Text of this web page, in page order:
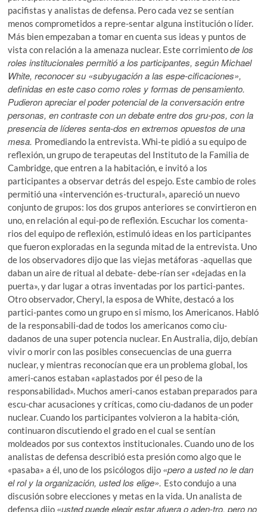
pacifistas y analistas de defensa. Pero cada vez se sentían
menos comprometidos a repre-sentar alguna institución o líder.
Más bien empezaban a tomar en cuenta sus ideas y puntos de
vista con relación a la amenaza nuclear. Este corrimientode los
roles institucionales permitió a los participantes, según Michael
White, reconocer su «subyugación a las espe-cificaciones»,
definidas en este caso como roles y formas de pensamiento.
Pudieron apreciar el poder potencial de la conversación entre
personas, en contraste con un debate entre dos gru-pos, con la
presencia de líderes senta-dos en extremos opuestos de una
mesa. Promediando la entrevista. Whi-te pidió a su equipo de
reflexión, un grupo de terapeutas del Instituto de la Familia de
Cambridge, que entren a la habitación, e invitó a los
participantes a observar detrás del espejo. Este cambio de roles
permitió una «intervención es-tructural», apareció un nuevo
conjunto de grupos: los dos grupos anteriores se convirtieron en
uno, en relación al equi-po de reflexión. Escuchar los comenta-
rios del equipo de reflexión, estimuló ideas en los participantes
que fueron exploradas en la segunda mitad de la entrevista. Uno
de los observadores dijo que las viejas metáforas -aquellas que
daban un aire de ritual al debate- debe-rían ser «dejadas en la
puerta», y dar lugar a otras inventadas por los partici-pantes.
Otro observador, Cheryl, la esposa de White, destacó a los
partici-pantes como un grupo en si mismo, los Americanos. Habló
de la responsabili-dad de todos los americanos como ciu-
dadanos de una super potencia nuclear. En Australia, dijo, debían
vivir o morir con las posibles consecuencias de una guerra
nuclear, y mientras reconocían que era un problema global, los
ameri-canos estaban «aplastados por él peso de la
responsabilidad». Muchos ameri-canos estaban preparados para
escu-char acusaciones y críticas, como ciu-dadanos de un poder
nuclear. Cuando los participantes volvieron a la habita-ción,
continuaron discutiendo el grado en el cual se sentían
moldeados por sus contextos institucionales. Cuando uno de los
analistas de defensa describió esta presión como algo que le
«pasaba» a él, uno de los psicólogos dijo «pero a usted no le dan
el rol y la organización, usted los elige». Esto condujo a una
discusión sobre elecciones y metas en la vida. Un analista de
defensa dijo «usted puede elegir estar afuera o aden-tro, pero no